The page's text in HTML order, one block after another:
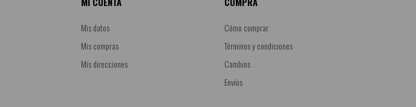
Mis datos
Mis compras
Mis direcciones
Cómo comprar
Términos y condiciones
Cambios
Envíos